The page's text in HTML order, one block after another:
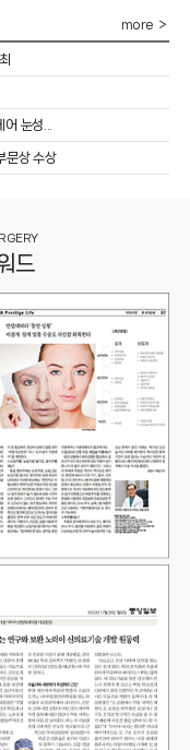
more ＞
눈성...
문상 수상
드